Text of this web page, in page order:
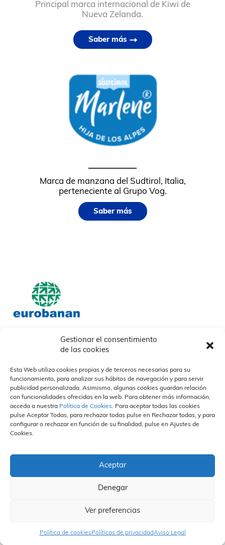
Gestionar el consentimiento
de las cookies
Esta Web utiliza cookies propias y de terceros necesarias para su
funcionamiento, para analizar sus hábitos de navegación y para servir
publicidad personalizada. Asimismo, algunas cookies guardan relación
con funcionalidades ofrecidas en la web. Para obtener más información,
acceda a nuestra Política de Cookies. Para aceptar todas las cookies
pulse Aceptar Todas, para rechazar todas pulse en Rechazar todas, y para
configurar o rechazar en función de su finalidad, pulse en Ajustes de
Cookies.
Aceptar
Denegar
Ver preferencias
Política de cookiesPolíticas de privacidadAviso Legal
Principal marca internacional de Kiwi de
Nueva Zelanda.
Saber más
Marca de manzana del Sudtirol, Italia,
perteneciente al Grupo Vog.
Saber más
Descargables
Nuestros Campos
Propuesta de valor
Sostenibilidad
Otras
¿Cómo trabajamos?
Especialización
Calidad
Organización y Personas
Vida en la empresa
Portal del empleado
Únete a nuestro equipo
Personas
Prensa
Actualidad
Contacto Canal Ético